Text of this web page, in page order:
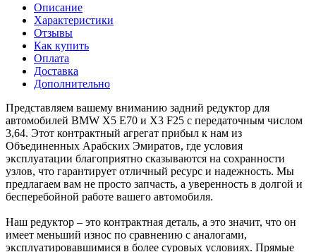
Описание
Характеристики
Отзывы
Как купить
Оплата
Доставка
Дополнительно
Представляем вашему вниманию задний редуктор для
автомобилей BMW X5 E70 и X3 F25 с передаточным числом
3,64. Этот контрактный агрегат прибыл к нам из
Объединенных Арабских Эмиратов, где условия
эксплуатации благоприятно сказываются на сохранности
узлов, что гарантирует отличный ресурс и надежность. Мы
предлагаем вам не просто запчасть, а уверенность в долгой и
бесперебойной работе вашего автомобиля.
Наш редуктор – это контрактная деталь, а это значит, что он
имеет меньший износ по сравнению с аналогами,
эксплуатировавшимися в более суровых условиях. Прямые